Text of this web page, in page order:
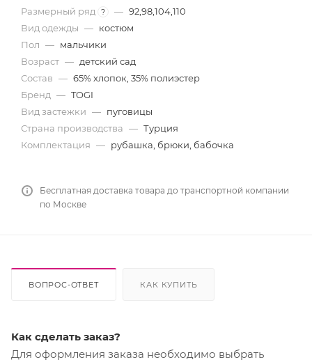
Размерный ряд ? — 92,98,104,110
Вид одежды — костюм
Пол — мальчики
Возраст — детский сад
Состав — 65% хлопок, 35% полиэстер
Бренд — TOGI
Вид застежки — пуговицы
Страна производства — Турция
Комплектация — рубашка, брюки, бабочка
Бесплатная доставка товара до транспортной компании
по Москве
ВОПРОС-ОТВЕТ КАК КУПИТЬ
Как сделать заказ?
Для оформления заказа необходимо выбрать